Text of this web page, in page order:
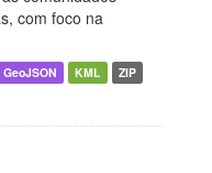
com foco na
GeoJSON KML
ZIP